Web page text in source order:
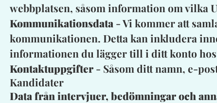
webbplatsen, såsom information om vilka
Kommunikationsdata - Vi kommer att
kommunikationen. Detta kan inkludera
informationen du lägger till i ditt konto
Kontaktuppgifter - Såsom ditt namn, e-
Kandidater
Data från intervjuer, bedömningar och